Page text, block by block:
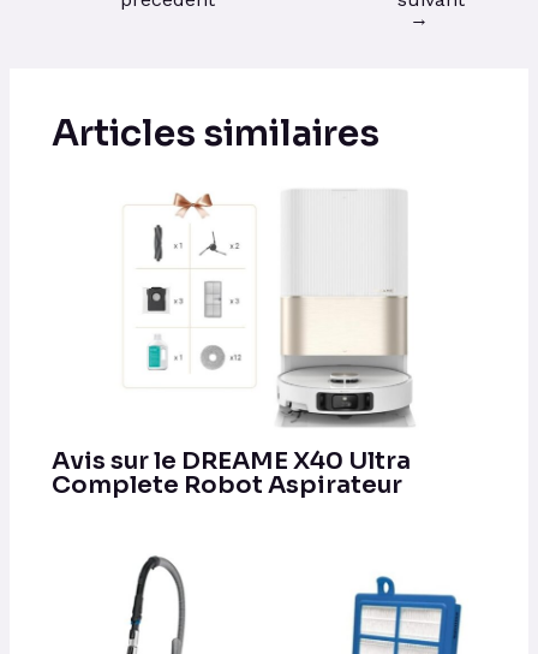
→
Articles similaires
Avis sur le DREAME X40 Ultra
Complete Robot Aspirateur